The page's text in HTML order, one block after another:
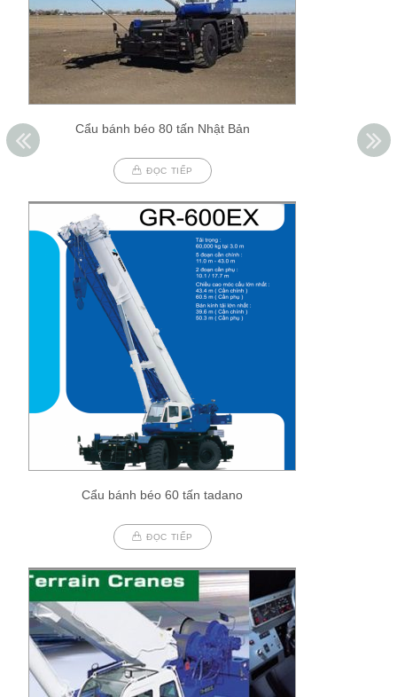
Cẩu bánh béo 80 tấn Nhật Bản
ĐỌC TIẾP
Cẩu bánh béo 60 tấn tadano
ĐỌC TIẾP